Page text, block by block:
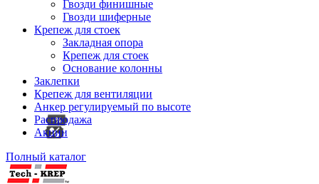
Гвозди финишные
Гвозди шиферные
Крепеж для стоек
Закладная опора
Крепеж для стоек
Основание колонны
Заклепки
Крепеж для вентиляции
Анкер регулируемый по высоте
Распродажа
Акции
Полный каталог